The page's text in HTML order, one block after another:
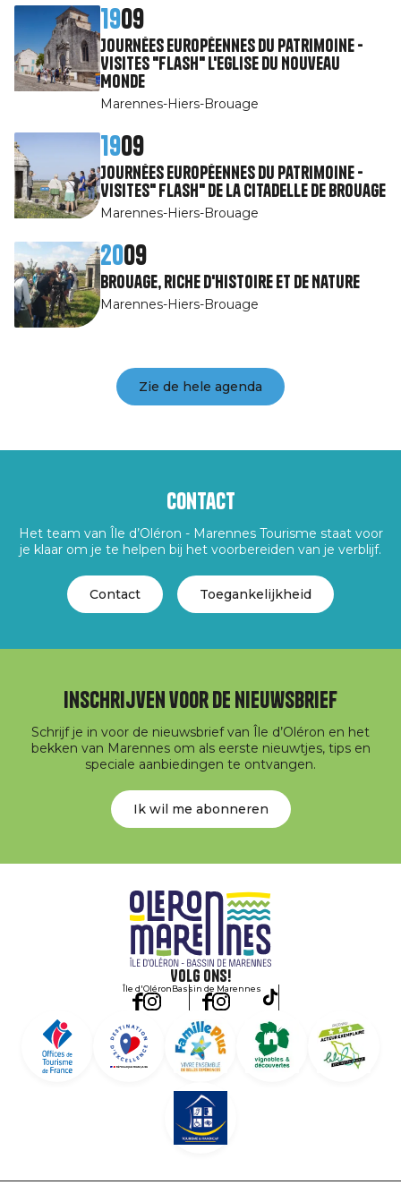
1909
Journées Européennes du Patrimoine -
Visites "Flash" l'Eglise du Nouveau
Monde
Marennes-Hiers-Brouage
1909
Journées Européennes du Patrimoine -
Visites" Flash" de la citadelle de Brouage
Marennes-Hiers-Brouage
2009
Brouage, riche d'Histoire et de Nature
Marennes-Hiers-Brouage
Zie de hele agenda
Contact
Het team van Île d’Oléron - Marennes Tourisme staat voor
je klaar om je te helpen bij het voorbereiden van je verblijf.
Contact Toegankelijkheid
Inschrijven voor de nieuwsbrief
Schrijf je in voor de nieuwsbrief van Île d’Oléron en het
bekken van Marennes om als eerste nieuwtjes, tips en
speciale aanbiedingen te ontvangen.
Ik wil me abonneren
Volg ons!
Île d'OléronBassin de Marennes